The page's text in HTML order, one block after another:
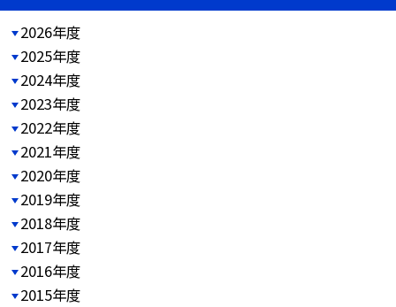
2026年度
2025年度
2024年度
2023年度
2022年度
2021年度
2020年度
2019年度
2018年度
2017年度
2016年度
2015年度